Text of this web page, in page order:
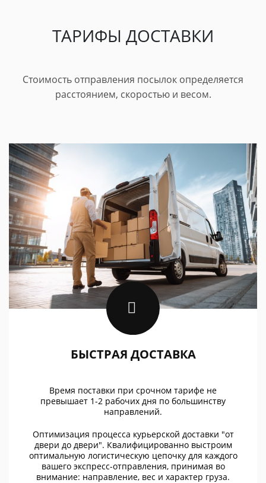
ТАРИФЫ ДОСТАВКИ
Стоимость отправления посылок определяется
расстоянием, скоростью и весом.
БЫСТРАЯ ДОСТАВКА
Время поставки при срочном тарифе не
превышает 1-2 рабочих дня по большинству
направлений.
Оптимизация процесса курьерской доставки "от
двери до двери". Квалифицированно выстроим
оптимальную логистическую цепочку для каждого
вашего экспресс-отправления, принимая во
внимание: направление, вес и характер груза.